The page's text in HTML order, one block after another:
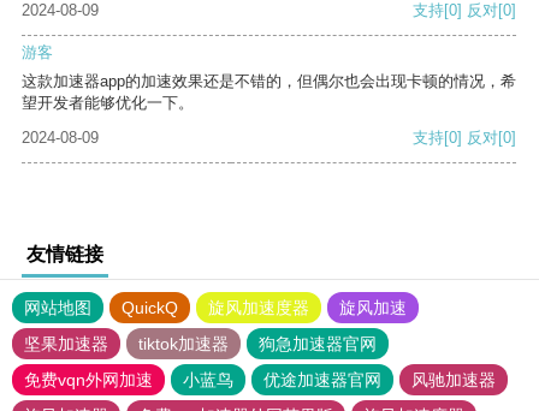
2024-08-09
支持[0] 反对[0]
游客
这款加速器app的加速效果还是不错的，但偶尔也会出现卡顿的情况，希
望开发者能够优化一下。
2024-08-09
支持[0] 反对[0]
友情链接
网站地图 QuickQ 旋风加速度器
旋风加速
坚果加速器
tiktok加速器
狗急加速器官网
免费vqn外网加速
小蓝鸟 优途加速器官网
风驰加速器